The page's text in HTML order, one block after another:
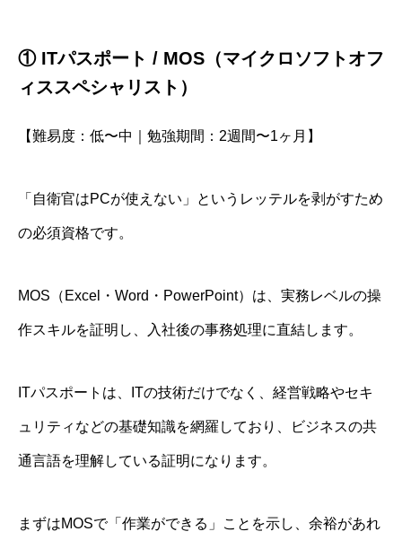
① ITパスポート / MOS（マイクロソフトオフ
ィススペシャリスト）
【難易度：低〜中｜勉強期間：2週間〜1ヶ月】
「自衛官はPCが使えない」というレッテルを剥がすため
の必須資格です。
MOS（Excel・Word・PowerPoint）は、実務レベルの操
作スキルを証明し、入社後の事務処理に直結します。
ITパスポートは、ITの技術だけでなく、経営戦略やセキ
ュリティなどの基礎知識を網羅しており、ビジネスの共
通言語を理解している証明になります。
まずはMOSで「作業ができる」ことを示し、余裕があれ